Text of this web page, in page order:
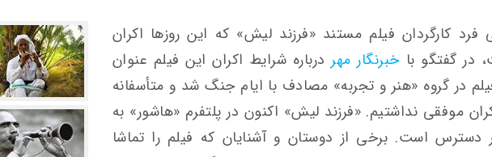
کارگردان فیلم مستند «فرزند لیش» که این روزها اکران
در گفتگو باخبرنگار مهر درباره شرایط اکران این فیلم عنوان
در گروه «هنر و تجربه» مصادف با ایام جنگ شد و متأسفانه
موفقی نداشتیم. «فرزند لیش» اکنون در پلتفرم «هاشور» به
دسترس است. برخی از دوستان و آشنایان که فیلم را تماشا